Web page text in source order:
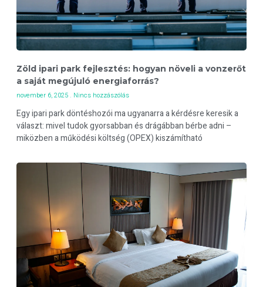
Zöld ipari park fejlesztés: hogyan növeli a vonzerőt
a saját megújuló energiaforrás?
november 6, 2025 Nincs hozzászólás
Egy ipari park döntéshozói ma ugyanarra a kérdésre keresik a
választ: mivel tudok gyorsabban és drágábban bérbe adni –
miközben a működési költség (OPEX) kiszámítható